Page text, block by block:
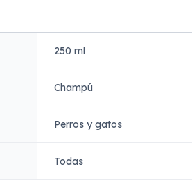
250 ml
Champú
Perros y gatos
Todas